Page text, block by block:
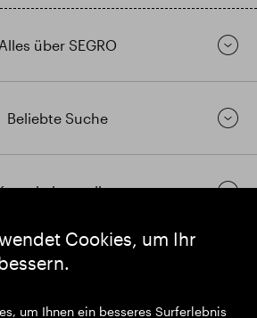
Cookies, um Ihr
um Ihnen ein besseres Surferlebnis
Alles über SEGRO
Beliebte Suche
herstellen
https://www.linkedin.com/